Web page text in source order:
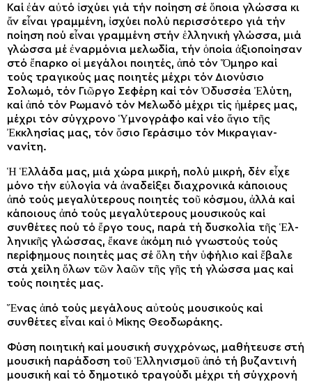
Καί ἐάν αὐτό ἰσχύει γιά τήν ποίηση σέ ὅποια γλώσσα κι
ἄν εἶναι γραμμένη, ἰσχύει πολύ περισσότε­ρο γιά τήν
ποίηση πού εἶναι γραμ­μένη στήν ἑλληνική γλώσσα, μιά
γλώσσα μέ ἐναρμόνια μελωδία, τήν ὁποία ἀξιοποίησαν
στό ἔπαρκο οἱ μεγάλοι ποιητές, ἀπό τόν Ὅμηρο καί
τούς τραγικούς μας ποιητές μέχρι τόν Διονύσιο
Σολωμό, τόν Γιῶργο Σεφέρη καί τόν Ὀδυσσέα Ἐλύτη,
καί ἀπό τόν Ρωμανό τόν Μελωδό μέχρι τίς ἡμέρες μας,
μέχρι τόν σύγχρονο Ὑμνογράφο καί νέο ἅγιο τῆς
Ἐκκλησίας μας, τόν ὅσιο Γεράσιμο τόν Μικραγιαν­
νανίτη.
Ἡ Ἑλλάδα μας, μιά χώρα μικρή, πολύ μικρή, δέν εἶχε
μόνο τήν εὐλογία νά ἀναδείξει διαχρονικά κάποιους
ἀπό τούς μεγαλύτερους ποιητές τοῦ κόσμου, ἀλλά καί
κάποιους ἀπό τούς μεγαλύτερους μουσικούς καί
συνθέτες πού τό ἔργο τους, παρά τή δυσκολία τῆς Ἑλ­
ληνικῆς γλώσσας, ἔκανε ἀκόμη πιό γνωστούς τούς
περίφημους ποιη­τές μας σέ ὅλη τήν ὑφήλιο καί ἔβαλε
στά χείλη ὅλων τῶν λαῶν τῆς γῆς τή γλώσσα μας καί
τούς ποιητές μας.
Ἕνας ἀπό τούς μεγάλους αὐτούς μουσικούς καί
συνθέτες εἶναι καί ὁ Μίκης Θεοδωράκης.
Φύση ποιητική καί μουσική συγ­χρόνως, μαθήτευσε στή
μουσική παράδοση τοῦ Ἑλληνισμοῦ ἀπό τή βυζαντινή
μουσική καί τό δημο­τικό τραγούδι μέχρι τή σύγχρονή